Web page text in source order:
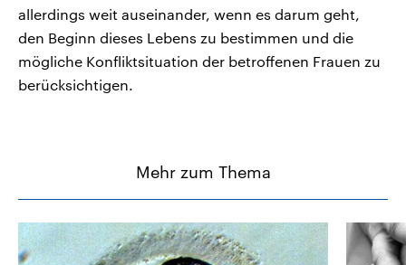
allerdings weit auseinander, wenn es darum geht,
den Beginn dieses Lebens zu bestimmen und die
mögliche Konfliktsituation der betroffenen Frauen zu
berücksichtigen.
Mehr zum Thema